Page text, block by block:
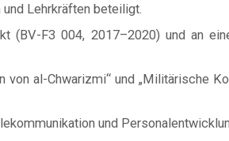
Lehrkräften beteiligt.
(BV-F3 004, 2017–2020) und an
al-Chwarizmi“ und „Militärische
und